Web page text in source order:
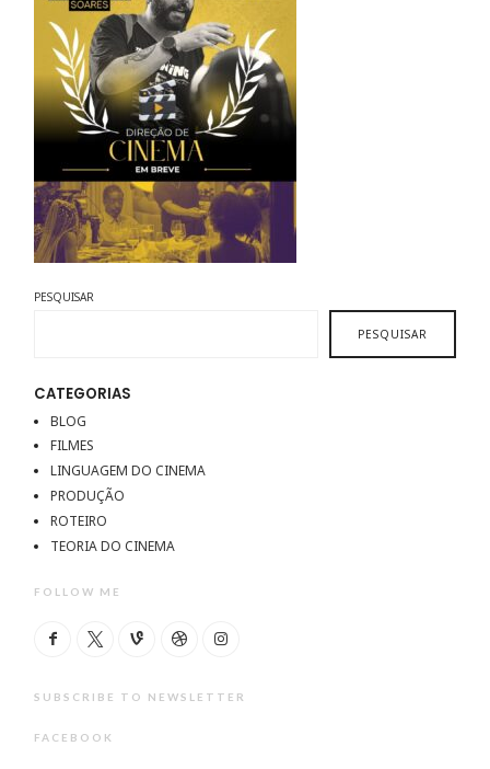
PESQUISAR
PESQUISAR
CATEGORIAS
BLOG
FILMES
LINGUAGEM DO CINEMA
PRODUÇÃO
ROTEIRO
TEORIA DO CINEMA
FOLLOW ME
SUBSCRIBE TO NEWSLETTER
FACEBOOK